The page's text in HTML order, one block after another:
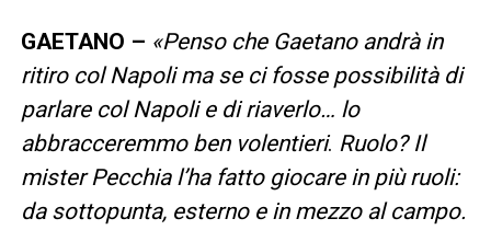
GAETANO – «Penso che Gaetano andrà in
ritiro col Napoli ma se ci fosse possibilità di
parlare col Napoli e di riaverlo… lo
abbracceremmo ben volentieri. Ruolo? Il
mister Pecchia l’ha fatto giocare in più ruoli:
da sottopunta, esterno e in mezzo al campo.